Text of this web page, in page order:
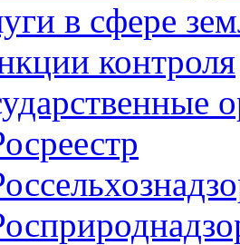
в сфере
контроля